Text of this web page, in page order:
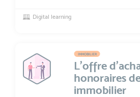
Digital learning
IMMOBILIER
L'offre
honoraires
immobilier